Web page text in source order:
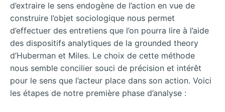
d’extraire le sens endogène de l’action en vue de
construire l’objet sociologique nous permet
d’effectuer des entretiens que l’on pourra lire à l’aide
des dispositifs analytiques de la grounded theory
d’Huberman et Miles. Le choix de cette méthode
nous semble concilier souci de précision et intérêt
pour le sens que l’acteur place dans son action. Voici
les étapes de notre première phase d’analyse :